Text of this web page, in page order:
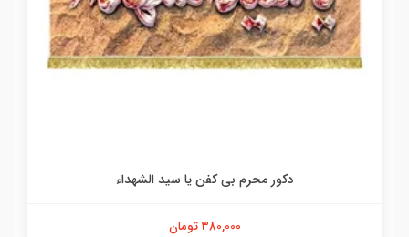
دکور محرم بی کفن یا سید الشهداء
380,000 تومان